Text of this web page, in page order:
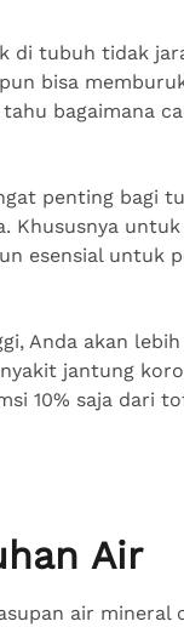
di tubuh tidak
bisa
bagaimana
penting bagi
Khususnya
esensial untuk
Anda akan
jantung
10% saja dari
Air
air